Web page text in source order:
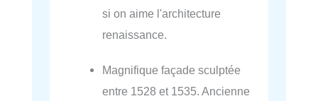
si on aime l'architecture
renaissance.
Magnifique façade sculptée
entre 1528 et 1535. Ancienne